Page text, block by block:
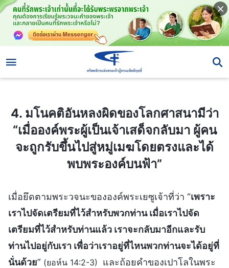
4. มโนคติอันหลงผิดของโลกศาสนามีว่า
“เมื่อองค์พระผู้เป็นเจ้าเสด็จกลับมา ผู้คน
จะถูกรับขึ้นไปสู่หมู่เมฆโดยตรงและได้
พบพระองค์บนฟ้า”
เมื่อยึดตามพระวจนะขององค์พระเยซูเจ้าที่ว่า “เพราะ
เราไปจัดเตรียมที่ไว้สำหรับพวกท่าน เมื่อเราไปจัด
เตรียมที่ไว้สำหรับท่านแล้ว เราจะกลับมาอีกและรับ
ท่านไปอยู่กับเรา เพื่อว่าเราอยู่ที่ไหนพวกท่านจะได้อยู่ที่
นั่นด้วย” (ยอห์น 14:2-3)
และถ้อยคำของเปาโลในพระ